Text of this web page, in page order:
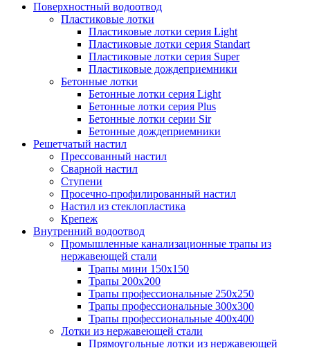
Поверхностный водоотвод
Пластиковые лотки
Пластиковые лотки серия Light
Пластиковые лотки серия Standart
Пластиковые лотки серия Super
Пластиковые дождеприемники
Бетонные лотки
Бетонные лотки серия Light
Бетонные лотки серия Plus
Бетонные лотки серии Sir
Бетонные дождеприемники
Решетчатый настил
Прессованный настил
Сварной настил
Ступени
Просечно-профилированный настил
Настил из стеклопластика
Крепеж
Внутренний водоотвод
Промышленные канализационные трапы из
нержавеющей стали
Трапы мини 150х150
Трапы 200х200
Трапы профессиональные 250х250
Трапы профессиональные 300х300
Трапы профессиональные 400х400
Лотки из нержавеющей стали
Прямоугольные лотки из нержавеющей